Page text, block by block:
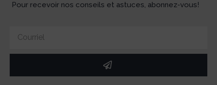
Pour recevoir nos conseils et astuces, abonnez-vous!